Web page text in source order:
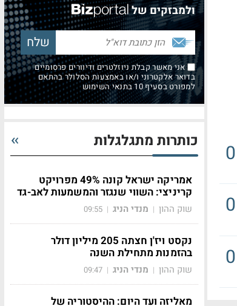
0
0
0
ולמבזקים של
אני מאשר קבלת ניוזלטרים ודיוורים פרסומיים
בדואר אלקטרוני ו/או באמצעות הסלולר בהתאם
למפורט בסעיף 10 בתנאי השימוש
כותרות מתגלגלות
אמריקה ישראל קונה 49% מפרויקט
קריניצי: השווי שנגזר והמשמעות לאב-גד
שוק ההון | מנדי הניג |
09:55
נקסט ויז'ן חצתה 205 מיליון דולר
בהזמנות מתחילת השנה
שוק ההון | מנדי הניג |
09:47
מאליזה ועד היום: ההיסטוריה של